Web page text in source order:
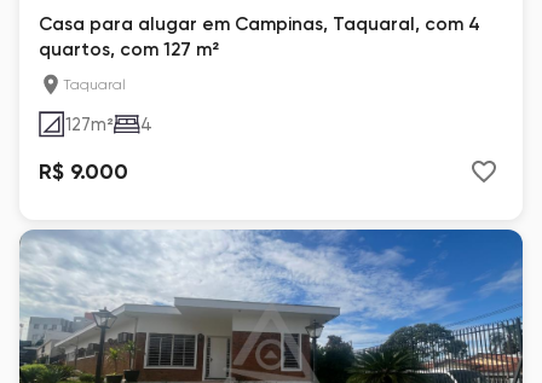
Casa para alugar em Campinas, Taquaral, com 4
quartos, com 127 m²
Taquaral
127m² 4
R$ 9.000